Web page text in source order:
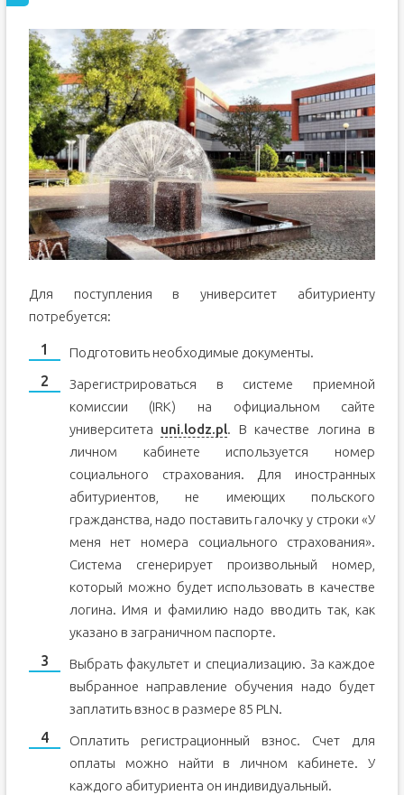
Для поступления в университет абитуриенту
потребуется:
Подготовить необходимые документы.
Зарегистрироваться в системе приемной
комиссии (IRK) на официальном сайте
университета uni.lodz.pl. В качестве логина в
личном кабинете используется номер
социального страхования. Для иностранных
абитуриентов, не имеющих польского
гражданства, надо поставить галочку у строки «У
меня нет номера социального страхования».
Система сгенерирует произвольный номер,
который можно будет использовать в качестве
логина. Имя и фамилию надо вводить так, как
указано в заграничном паспорте.
Выбрать факультет и специализацию. За каждое
выбранное направление обучения надо будет
заплатить взнос в размере 85 PLN.
Оплатить регистрационный взнос. Счет для
оплаты можно найти в личном кабинете. У
каждого абитуриента он индивидуальный.